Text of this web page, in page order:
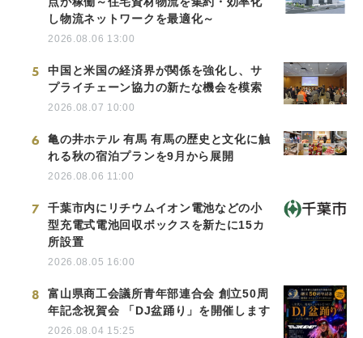
し物流ネットワークを最適化～
2026.08.06 13:00
5
中国と米国の経済界が関係を強化し、サ
プライチェーン協力の新たな機会を模索
2026.08.07 10:00
6
亀の井ホテル 有馬 有馬の歴史と文化に触
れる秋の宿泊プランを9月から展開
2026.08.06 11:00
7
千葉市内にリチウムイオン電池などの小
型充電式電池回収ボックスを新たに15カ
所設置
2026.08.05 16:00
8
富山県商工会議所青年部連合会 創立50周
年記念祝賀会 「DJ盆踊り」を開催します
2026.08.04 15:25